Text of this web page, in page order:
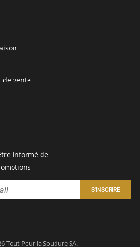
de vente
informé de
Tout Pour la Soudure SA.